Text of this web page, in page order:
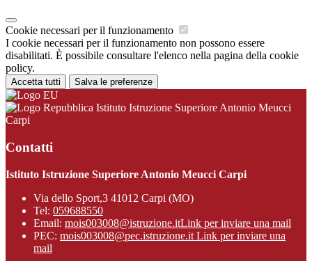
Cookie necessari per il funzionamento
I cookie necessari per il funzionamento non possono essere
disabilitati. È possibile consultare l'elenco nella pagina della cookie
policy.
Accetta tutti Salva le preferenze
Istituto Istruzione Superiore Antonio Meucci
Carpi
Contatti
Istituto Istruzione Superiore Antonio Meucci Carpi
Via dello Sport,3 41012 Carpi (MO)
Tel: 059688550
Email: mois003008@istruzione.itLink per inviare una mail
PEC: mois003008@pec.istruzione.it Link per inviare una
mail